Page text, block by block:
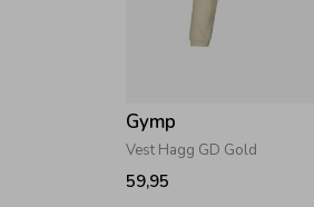
Gymp
Vest Hagg GD Gold
59,95